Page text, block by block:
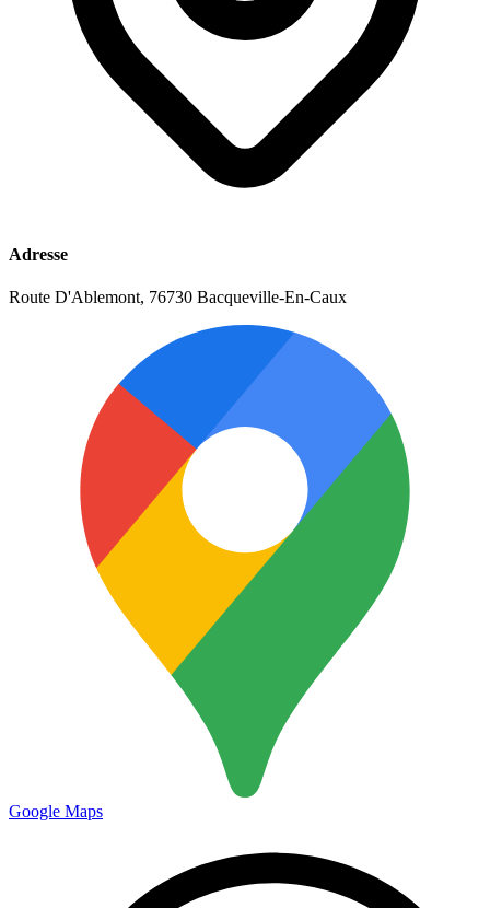
Adresse
Route D'Ablemont, 76730 Bacqueville-En-Caux
Google Maps